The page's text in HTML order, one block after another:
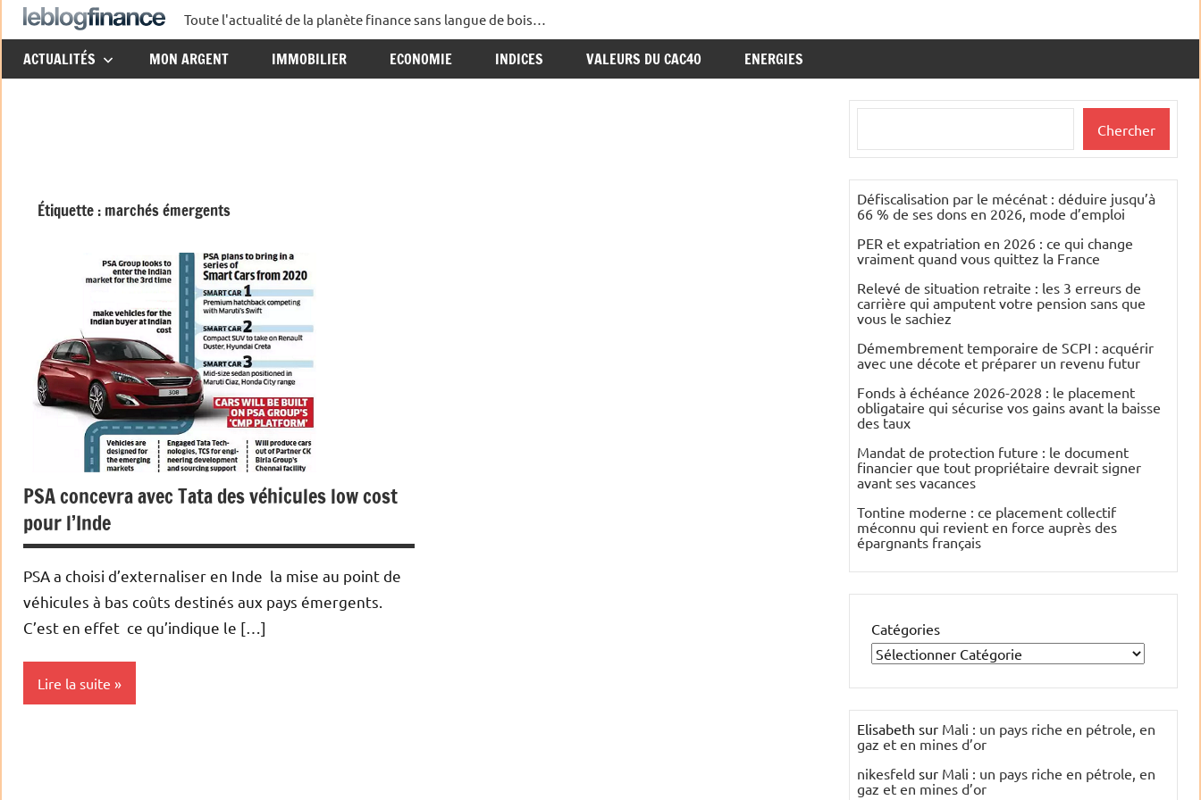
Aller
au
contenu
Le
Blog
Toute l'actualité de la planète finance sans langue de bois…
ACTUALITÉS MON ARGENT IMMOBILIER ECONOMIE INDICES VALEURS DU CAC40 ENERGIES
Étiquette : marchés émergents
PSA concevra avec Tata des véhicules low cost
pour l’Inde
PSA a choisi d’externaliser en Inde la mise au point de
véhicules à bas coûts destinés aux pays émergents.
C’est en effet ce qu’indique le […]
Lire la suite
Chercher
Défiscalisation par le mécénat : déduire jusqu’à
66 % de ses dons en 2026, mode d’emploi
PER et expatriation en 2026 : ce qui change
vraiment quand vous quittez la France
Relevé de situation retraite : les 3 erreurs de
carrière qui amputent votre pension sans que
vous le sachiez
Démembrement temporaire de SCPI : acquérir
avec une décote et préparer un revenu futur
Fonds à échéance 2026-2028 : le placement
obligataire qui sécurise vos gains avant la baisse
des taux
Mandat de protection future : le document
financier que tout propriétaire devrait signer
avant ses vacances
Tontine moderne : ce placement collectif
méconnu qui revient en force auprès des
épargnants français
Catégories
Elisabeth sur Mali : un pays riche en pétrole, en
gaz et en mines d’or
nikesfeld sur Mali : un pays riche en pétrole, en
gaz et en mines d’or